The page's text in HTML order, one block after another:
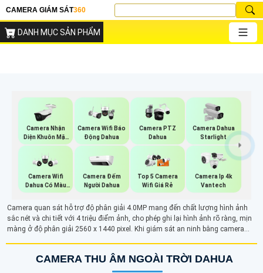
CAMERA GIÁM SÁT360
DANH MỤC SẢN PHẨM
Camera Nhận
Diện Khuôn Mặt
Dahua
Camera Wifi Báo
Động Dahua
Camera PTZ
Dahua
Camera Dahua
Starlight
Camera Wifi
Dahua Có Màu
Ban Đêm
Camera Đếm
Người Dahua
Top 5 Camera
Wifi Giá Rẻ
Camera Ip 4k
Vantech
Camera quan sát hỗ trợ độ phân giải 4.0MP mang đến chất lượng hình ảnh
sắc nét và chi tiết với 4 triệu điểm ảnh, cho phép ghi lại hình ảnh rõ ràng, mịn
màng ở độ phân giải 2560 x 1440 pixel. Khi giám sát an ninh bằng camera
CAMERA THU ÂM NGOÀI TRỜI DAHUA